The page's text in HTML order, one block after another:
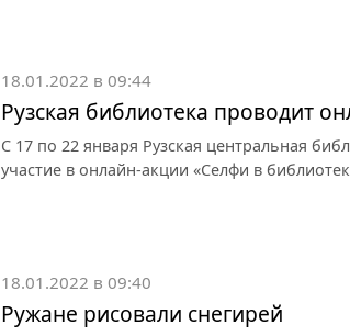
18.01.2022 в 09:44
Рузская библиотека проводит
С 17 по 22 января Рузская центральная
участие в онлайн-акции «Селфи в
18.01.2022 в 09:40
Ружане рисовали снегирей